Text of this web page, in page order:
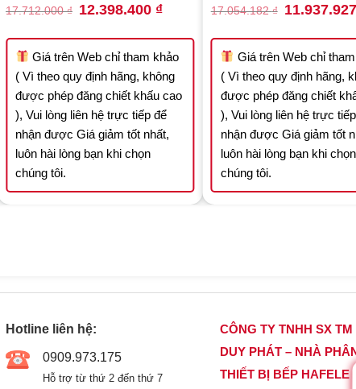
17.712.000₫ Original
price
17.712.000 ₫.
12.398.400 ₫Current
12.398.400 ₫.
Giá trên Web chỉ tham khảo
( Vì theo quy định hãng, không
được phép đăng chiết khấu cao
), Vui lòng liên hệ trực tiếp để
nhận được Giá giảm tốt nhất,
luôn hài lòng bạn khi chọn
chúng tôi.
17.054.182₫ Original
price
17.054.182 ₫.
11.937.927
Giá trên Web chỉ
( Vì theo quy định hãng,
được phép đăng chiết
), Vui lòng liên hệ trực
nhận được Giá giảm tốt
luôn hài lòng bạn khi chọn
chúng tôi.
Hotline liên hệ:
0909.973.175
Hỗ trợ từ thứ 2 đến thứ 7
CÔNG TY TNHH SX
DUY PHÁT – NHÀ
THIẾT BỊ BẾP HAFELE